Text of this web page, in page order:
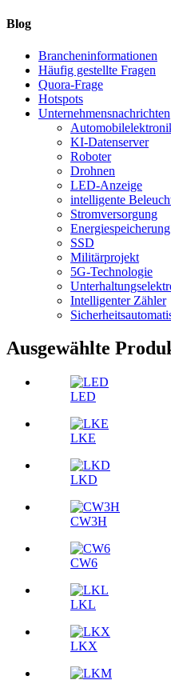
Blog
Brancheninformationen
Häufig gestellte Fragen
Quora-Frage
Hotspots
Unternehmensnachrichten
KI-Datenserver
Roboter
Drohnen
LED-Anzeige
intelligente
Stromversorgung
Energiespeicherung
SSD
Militärprojekt
5G-Technologie
Intelligenter Zähler
Ausgewählte
LED
LKE
LKD
CW3H
CW6
LKL
LKX